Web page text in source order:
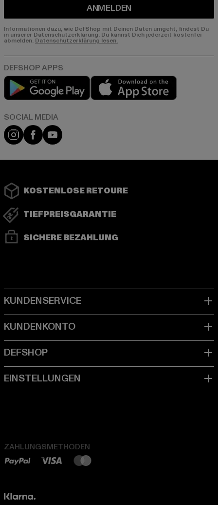
ANMELDEN
Informationen dazu, wie DefShop mit Deinen Daten umgeht, findest Du
in unserer Datenschutzerklärung. Du kannst Dich jederzeit kostenfei
abmelden. Datenschutzerklärung lesen.
Play market
Instagram
FacebookYouTube
KOSTENLOSE RETOURE
TIEFPREISGARANTIE
SICHERE BEZAHLUNG
ZAHLUNGSMETHODEN